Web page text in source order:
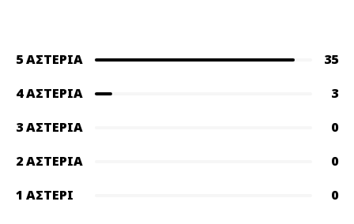
5 ΑΣΤΈΡΙΑ
35
4 ΑΣΤΈΡΙΑ
3
3 ΑΣΤΈΡΙΑ
0
2 ΑΣΤΈΡΙΑ
0
1 ΑΣΤΈΡΙ
0